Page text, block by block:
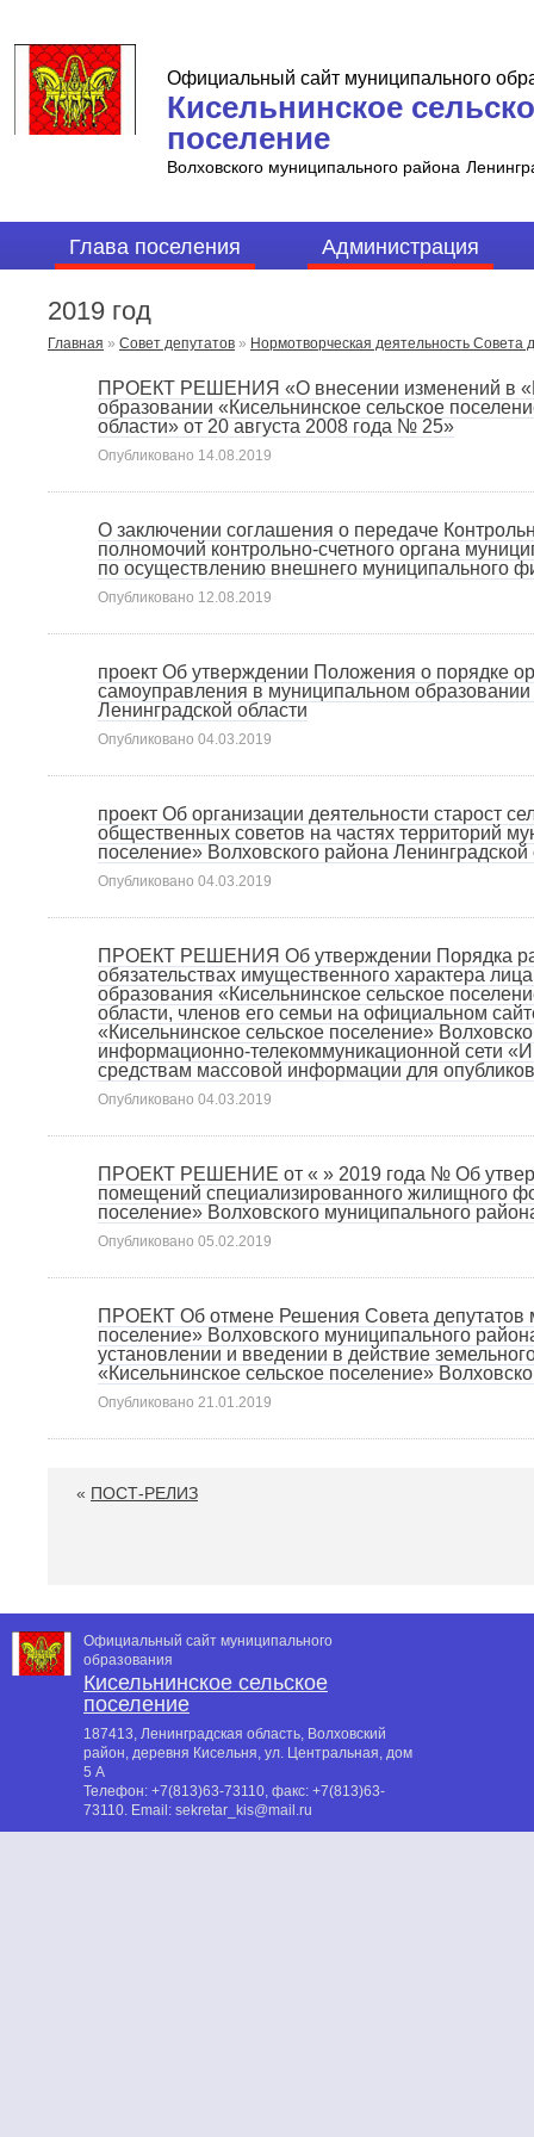
Официальный сайт муниципального
Кисельнинское
поселение
Волховского муниципального района
Глава поселения Администрация
2019 год
Главная » Совет депутатов » Нормотворческая деятельность Совета
ПРОЕКТ РЕШЕНИЯ «О внесении изменений в
образовании «Кисельнинское сельское
области» от 20 августа 2008 года № 25»
Опубликовано 14.08.2019
О заключении соглашения о передаче
полномочий контрольно-счетного органа
по осуществлению внешнего муниципального
Опубликовано 12.08.2019
проект Об утверждении Положения о порядке
самоуправления в муниципальном образовании
Ленинградской области
Опубликовано 04.03.2019
проект Об организации деятельности старост
общественных советов на частях территорий
поселение» Волховского района Ленинградской
Опубликовано 04.03.2019
ПРОЕКТ РЕШЕНИЯ Об утверждении Порядка
обязательствах имущественного характера
образования «Кисельнинское сельское
области, членов его семьи на официальном
«Кисельнинское сельское поселение»
информационно-телекоммуникационной сети
средствам массовой информации для
Опубликовано 04.03.2019
ПРОЕКТ РЕШЕНИЕ от « » 2019 года № Об
помещений специализированного жилищного
поселение» Волховского муниципального
Опубликовано 05.02.2019
ПРОЕКТ Об отмене Решения Совета депутатов
поселение» Волховского муниципального
установлении и введении в действие
«Кисельнинское сельское поселение»
Опубликовано 21.01.2019
« ПОСТ-РЕЛИЗ
Официальный сайт муниципального
образования
Кисельнинское сельское
поселение
187413, Ленинградская область, Волховский
район, деревня Кисельня, ул. Центральная, дом
5 А
Телефон: +7(813)63-73110, факс: +7(813)63-
73110. Email: sekretar_kis@mail.ru